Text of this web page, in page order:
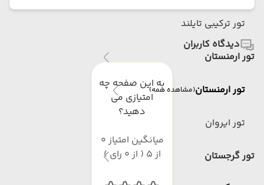
تور ترکیبی تایلند
تور ارمنستان
تور ارمنستان(مشاهده همه)
تور ایروان
تور گرجستان
دیدگاه کاربران
به این صفحه چه
امتیازی می
دهید؟
میانگین امتیاز 0
از 5 ( از 0 رای )